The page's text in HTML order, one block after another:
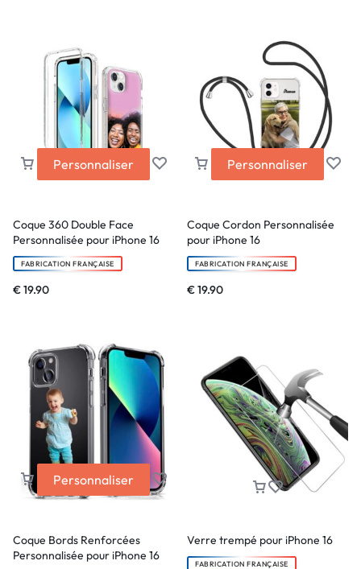
Personnaliser
Coque 360 Double Face
Personnalisée pour iPhone 16
FABRICATION FRANÇAISE
€19.90
Personnaliser
Coque Cordon Personnalisée
pour iPhone 16
FABRICATION FRANÇAISE
€19.90
Personnaliser
Coque Bords Renforcées
Personnalisée pour iPhone 16
Verre trempé pour iPhone 16
FABRICATION FRANÇAISE